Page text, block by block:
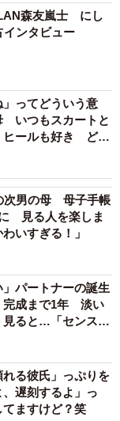
体モデル」
寄せる」
ろうさまです」
森友嵐士 にし
インタビュー
」ってどういう意
いつもスカートと
ヒールも好き どの
次男の母 母子手帳
見る人を楽しま
いすぎる！」
」パートナーの誕生
完成まで1年 淡い
ると…「センスす
れる彼氏」っぷりを
遅刻するよ」っ
ますけど？笑